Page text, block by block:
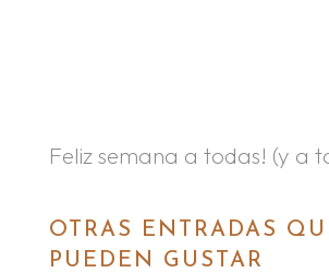
Feliz semana a todas! (y a
OTRAS ENTRADAS
PUEDEN GUSTAR